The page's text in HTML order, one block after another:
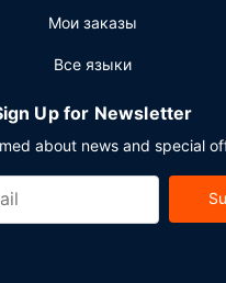
Мои заказы
Все языки
Up for Newsletter
about news and special